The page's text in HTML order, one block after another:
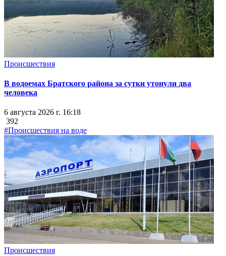
Происшествия
В водоемах Братского района за сутки утонули два
человека
6 августа 2026 г. 16:18
392
#Происшествия на воде
Происшествия